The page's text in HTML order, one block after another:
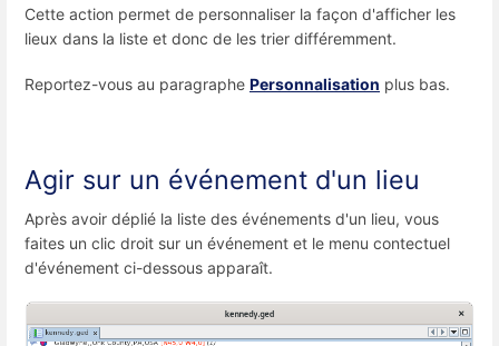
Cette action permet de personnaliser la façon d'afficher les
lieux dans la liste et donc de les trier différemment.
Reportez-vous au paragraphe Personnalisation plus bas.
Agir sur un événement d'un lieu
Après avoir déplié la liste des événements d'un lieu, vous
faites un clic droit sur un événement et le menu contectuel
d'événement ci-dessous apparaît.